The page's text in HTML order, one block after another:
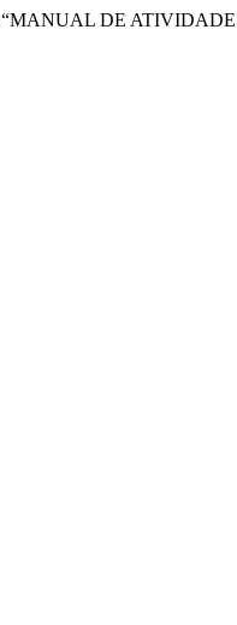
“MANUAL DE